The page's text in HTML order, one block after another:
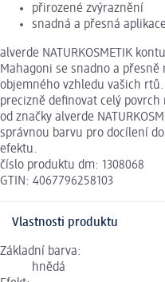
přirozené zvýraznění
snadná a přesná aplikace
alverde NATURKOSMETIK
Mahagoni se snadno a
objemného vzhledu vašich
precizně definovat celý
od značky alverde
správnou barvu pro docílení
efektu.
číslo produktu dm: 1308068
GTIN: 4067796258103
Vlastnosti produktu
Základní barva:
hnědá